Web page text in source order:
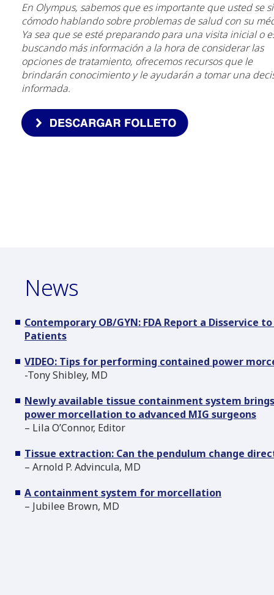
En Olympus, sabemos que es importante que usted se
cómodo hablando sobre problemas de salud con su
Ya sea que se esté preparando para una visita inicial o
buscando más información a la hora de considerar las
opciones de tratamiento, ofrecemos recursos que le
brindarán conocimiento y le ayudarán a tomar una
informada.
News
Contemporary OB/GYN: FDA Report a Disservice
Patients
VIDEO: Tips for performing contained power
-Tony Shibley, MD
Newly available tissue containment system
power morcellation to advanced MIG surgeons
– Lila O’Connor, Editor
Tissue extraction: Can the pendulum change
– Arnold P. Advincula, MD
A containment system for morcellation
– Jubilee Brown, MD